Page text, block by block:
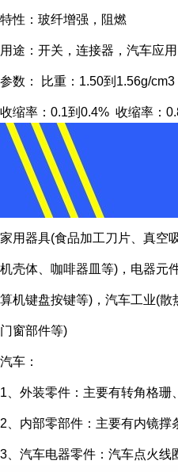
特性：玻纤增强，阻燃
用途：开关，连接器，汽车应用
参数： 比重：1.50到1.56g/
收缩率：0.1到0.4% 收缩率：
家用器具(食品加工刀片、真空
机壳体、咖啡器皿等)，电器元
算机键盘按键等)，汽车工业(散
门窗部件等)
汽车：
1、外装零件：主要有转角格珊
2、内部零部件：主要有内镜撑
3、汽车电器零件：汽车点火线